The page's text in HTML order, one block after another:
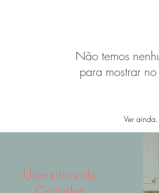
Não temos
para mostrar
Ver
Utensílios de